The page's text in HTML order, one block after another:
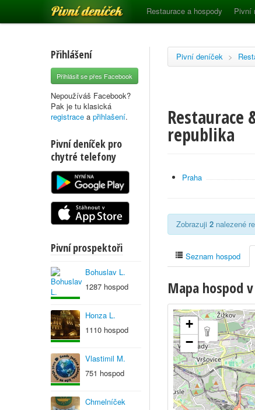
Pivní deníček Restaurace a hospody Pivní
Přihlášení
Přihlásit se přes Facebook
Nepoužíváš Facebook?
Pak je tu klasická
registrace a přihlašení.
Pivní deníček pro
chytré telefony
Pivní prospektoři
Bohuslav L.
1287 hospod
Honza L.
1110 hospod
Vlastimil M.
751 hospod
Chmelníček
Pivní deníček >
Restaurace
republika
Praha
Zobrazuji 2 nalezené
Seznam hospod
Mapa hospod
+
−